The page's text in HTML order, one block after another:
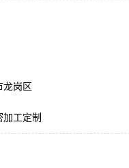
龙岗区
加工定制